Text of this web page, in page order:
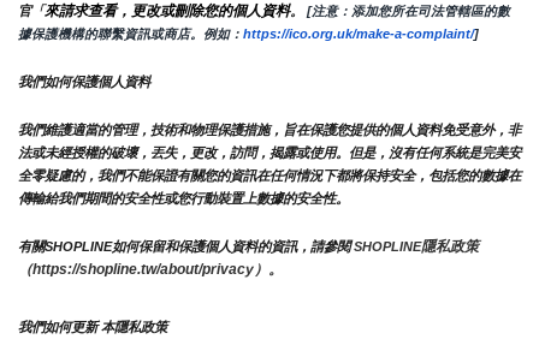
官「來請求查看，更改或刪除您的個人資料。
[注意：添加您所在司法管轄區的數
據保護機構的聯繫資訊或商店。例如： https://ico.org.uk/make-a-complaint/]
我們如何保護個人資料
我們維護適當的管理，技術和物理保護措施，旨在保護您提供的個人資料免受意外，非
法或未經授權的破壞，丟失，更改，訪問，揭露或使用。但是，沒有任何系統是完美安
全零疑慮的，我們不能保證有關您的資訊在任何情況下都將保持安全，包括您的數據在
傳輸給我們期間的安全性或您行動裝置上數據的安全性。
有關SHOPLINE如何保留和保護個人資料的資訊，請參閱 SHOPLINE隱私政策
（https://shopline.tw/about/privacy）。
我們如何更新 本隱私政策